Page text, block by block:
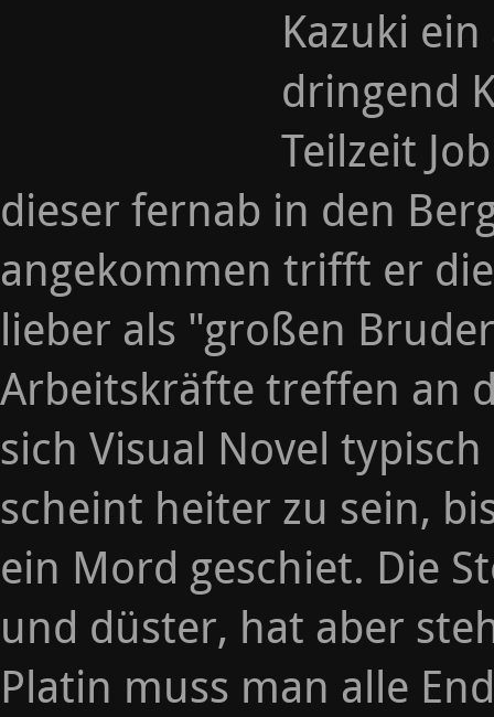
Kazuki
dringend
Teilzeit
dieser fernab in den
angekommen trifft er
lieber als "großen
Arbeitskräfte treffen an
sich Visual Novel
scheint heiter zu sein,
ein Mord geschiet. Die
und düster, hat aber
Platin muss man alle